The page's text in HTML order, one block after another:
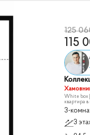
125
115
White box |
квартира
3-
3